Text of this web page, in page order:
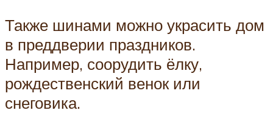
Также шинами можно украсить дом
в преддверии праздников.
Например, соорудить ёлку,
рождественский венок или
снеговика.